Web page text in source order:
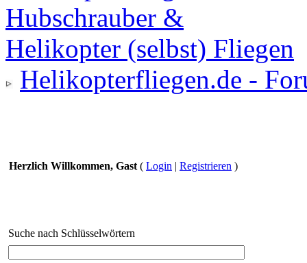
Helikopterfliegen.de -
Herzlich Willkommen, Gast ( Login | Registrieren )
Suche nach Schlüsselwörtern